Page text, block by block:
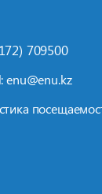
709500
enu@enu.kz